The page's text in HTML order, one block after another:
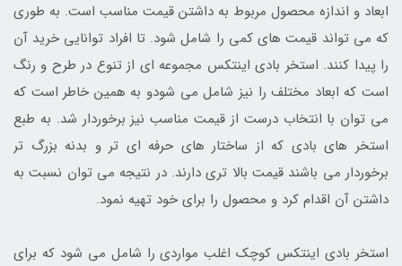
ابعاد و اندازه محصول مربوط به داشتن قیمت مناسب است. به طوری
که می تواند قیمت های کمی را شامل شود. تا افراد توانایی خرید آن
را پیدا کنند. استخر بادی اینتکس مجموعه ای از تنوع در طرح و رنگ
است که ابعاد مختلف را نیز شامل می شودو به همین خاطر است که
می توان با انتخاب درست از قیمت مناسب نیز برخوردار شد. به طبع
استخر های بادی که از ساختار های حرفه ای تر و بدنه بزرگ تر
برخوردار می باشند قیمت بالا تری دارند. در نتیجه می توان نسبت به
داشتن آن اقدام کرد و محصول را برای خود تهیه نمود.
استخر بادی اینتکس کوچک اغلب مواردی را شامل می شود که برای